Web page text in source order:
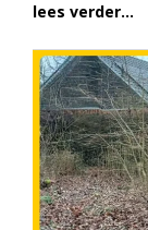
lees verder...